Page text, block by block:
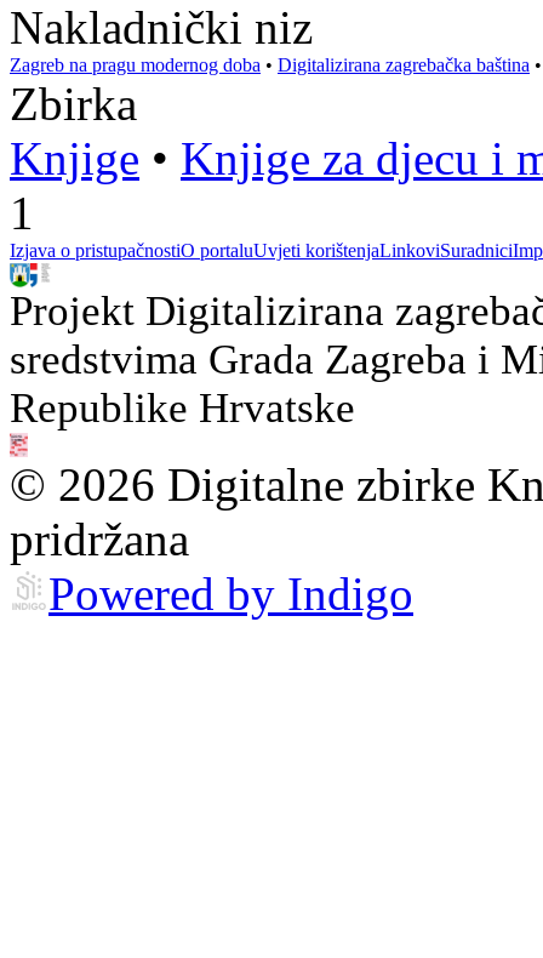
Nakladnički niz
Zagreb na pragu modernog doba • Digitalizirana zagrebačka baština
Zbirka
Knjige • Knjige za djecu i
1
Izjava o pristupačnostiO portaluUvjeti korištenjaLinkoviSuradnici
Projekt Digitalizirana
sredstvima Grada Zagreba i
Republike Hrvatske
© 2026 Digitalne zbirke
pridržana
Powered by Indigo